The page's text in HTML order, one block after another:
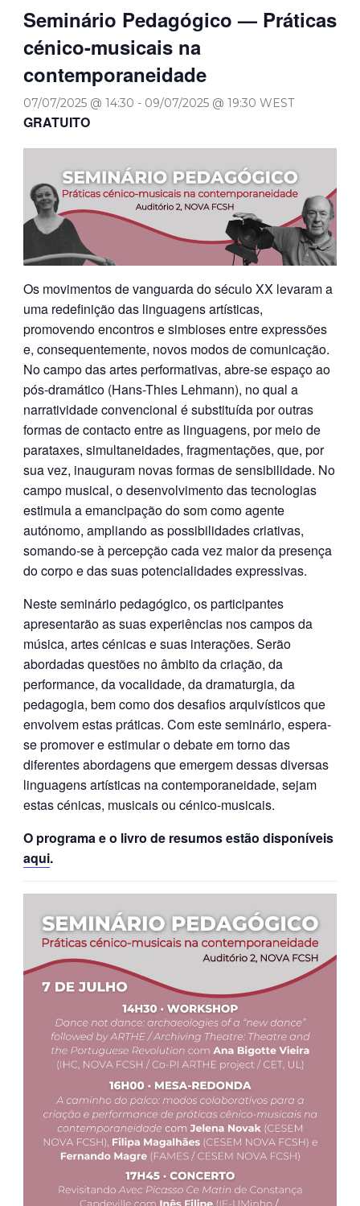
Seminário Pedagógico — Práticas
cénico-musicais na
contemporaneidade
07/07/2025 @ 14:30 - 09/07/2025 @ 19:30 WEST
GRATUITO
Os movimentos de vanguarda do século XX levaram a
uma redefinição das linguagens artísticas,
promovendo encontros e simbioses entre expressões
e, consequentemente, novos modos de comunicação.
No campo das artes performativas, abre-se espaço ao
pós-dramático (Hans-Thies Lehmann), no qual a
narratividade convencional é substituída por outras
formas de contacto entre as linguagens, por meio de
parataxes, simultaneidades, fragmentações, que, por
sua vez, inauguram novas formas de sensibilidade. No
campo musical, o desenvolvimento das tecnologias
estimula a emancipação do som como agente
autónomo, ampliando as possibilidades criativas,
somando-se à percepção cada vez maior da presença
do corpo e das suas potencialidades expressivas.
Neste seminário pedagógico, os participantes
apresentarão as suas experiências nos campos da
música, artes cénicas e suas interações. Serão
abordadas questões no âmbito da criação, da
performance, da vocalidade, da dramaturgia, da
pedagogia, bem como dos desafios arquivísticos que
envolvem estas práticas. Com este seminário, espera-
se promover e estimular o debate em torno das
diferentes abordagens que emergem dessas diversas
linguagens artísticas na contemporaneidade, sejam
estas cénicas, musicais ou cénico-musicais.
O programa e o livro de resumos estão disponíveis
aqui.